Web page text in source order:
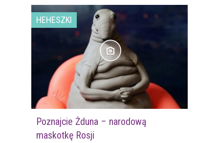
HEHESZKI
Poznajcie Żduna – narodową
maskotkę Rosji